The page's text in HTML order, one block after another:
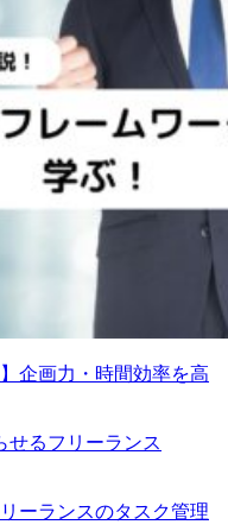
企画力・時間効率を高
ーランスのタスク管理